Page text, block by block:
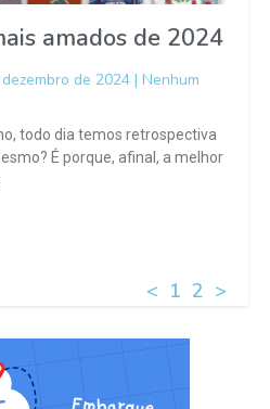
amados de 2024
de 2024
Nenhum
todo dia temos retrospectiva
É porque, afinal, a melhor
< 1 2 >